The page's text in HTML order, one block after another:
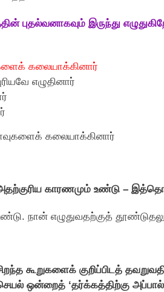
புதல்வனாகவும் இருந்து
கலையாக்கினார்
எழுதினார்
கலையாக்கினார்
காரணமும் உண்டு –
நான் எழுதுவதற்குத்
கூறுகளைக் குறிப்பிடத்
ஒன்றைத் ‘தர்க்கத்திற்கு